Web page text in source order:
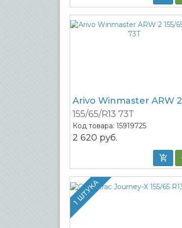
Arivo Winmaster ARW 2
155/65/R13 73T
Код товара: 15919725
2 620 руб.
1 ШТУКА